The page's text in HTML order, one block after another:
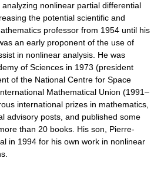
nonlinear partial differential
the potential scientific and
professor from 1954 until his
an early proponent of the use of
in nonlinear analysis. He was
of Sciences in 1973 (president
of the National Centre for Space
Mathematical Union (1991–
international prizes in mathematics,
advisory posts, and published some
than 20 books. His son, Pierre-
in 1994 for his own work in nonlinear